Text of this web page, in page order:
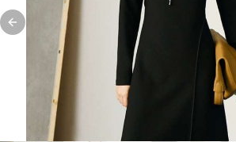
Previous slide